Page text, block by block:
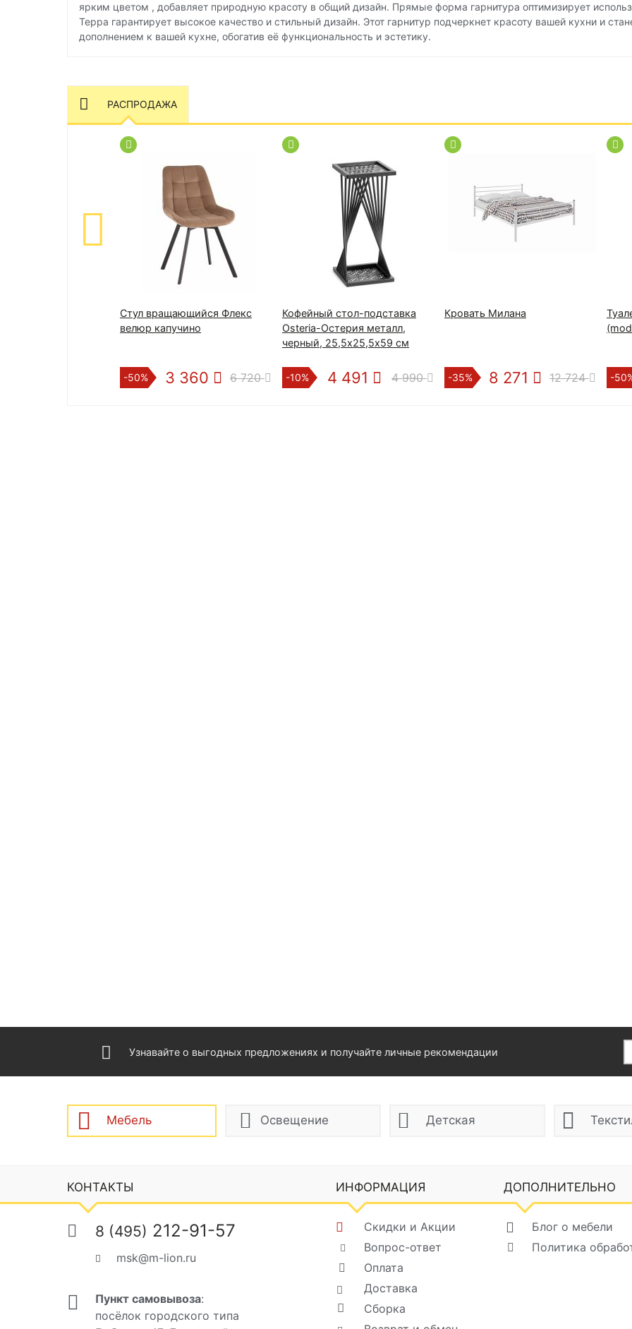
ярким цветом , добавляет природную красоту в общий дизайн. Прямые форма гарнитура оптимизирует
Терра гарантирует высокое качество и стильный дизайн. Этот гарнитур подчеркнет красоту вашей кухни и
дополнением к вашей кухне, обогатив её функциональность и эстетику.
РАСПРОДАЖА
Стул вращающийся Флекс
велюр капучино
-50% 3 360 6 720
Кофейный стол-подставка
Osteria-Остерия металл,
черный, 25,5х25,5х59 см
-10% 4 491 4 990
Кровать Милана
-35% 8 271 12 724 -
Узнавайте о выгодных предложениях и получайте личные рекомендации
Мебель Освещение Детская
КОНТАКТЫ
8 (495) 212-91-57
msk@m-lion.ru
Пункт самовывоза:
посёлок городского типа
ИНФОРМАЦИЯ
Скидки и Акции
Вопрос-ответ
Оплата
Доставка
Сборка
ДОПОЛНИТЕЛЬНО
Блог о мебели
Политика